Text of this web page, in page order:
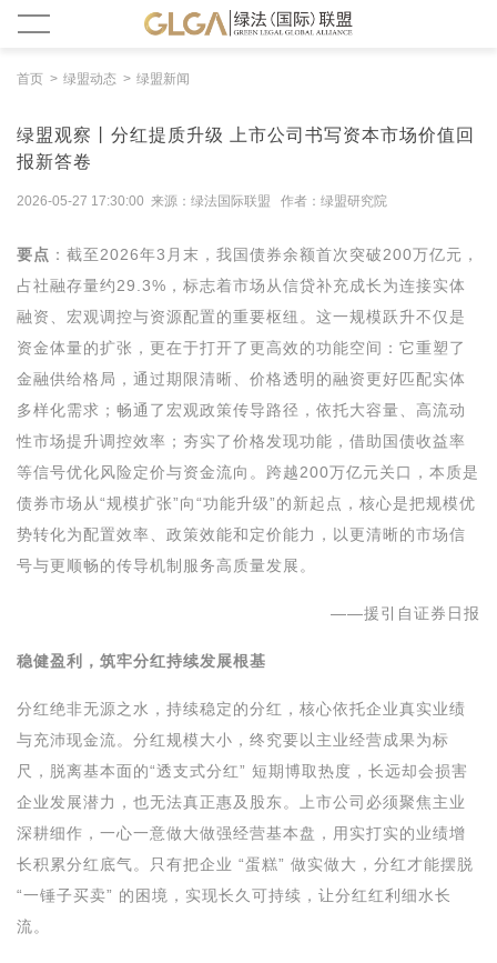
首页 绿盟动态 绿盟新闻
绿盟观察丨分红提质升级 上市公司书写资本市场价值回
报新答卷
2026-05-27 17:30:00 来源：绿法国际联盟 作者：绿盟研究院
要点 ：截至2026年3月末，我国债券余额首次突破200万亿元，
占社融存量约29.3%，标志着市场从信贷补充成长为连接实体
融资、宏观调控与资源配置的重要枢纽。这一规模跃升不仅是
资金体量的扩张，更在于打开了更高效的功能空间：它重塑了
金融供给格局，通过期限清晰、价格透明的融资更好匹配实体
多样化需求；畅通了宏观政策传导路径，依托大容量、高流动
性市场提升调控效率；夯实了价格发现功能，借助国债收益率
等信号优化风险定价与资金流向。跨越200万亿元关口，本质是
债券市场从“规模扩张”向“功能升级”的新起点，核心是把规模优
势转化为配置效率、政策效能和定价能力，以更清晰的市场信
号与更顺畅的传导机制服务高质量发展。
——援引自证券日报
稳健盈利，筑牢分红持续发展根基
分红绝非无源之水，持续稳定的分红，核心依托企业真实业绩
与充沛现金流。分红规模大小，终究要以主业经营成果为标
尺，脱离基本面的“透支式分红” 短期博取热度，长远却会损害
企业发展潜力，也无法真正惠及股东。上市公司必须聚焦主业
深耕细作，一心一意做大做强经营基本盘，用实打实的业绩增
长积累分红底气。只有把企业 “蛋糕” 做实做大，分红才能摆脱
“一锤子买卖” 的困境，实现长久可持续，让分红红利细水长
流。